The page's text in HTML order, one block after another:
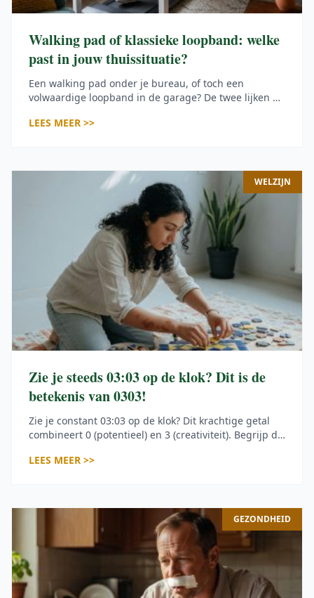
Walking pad of klassieke loopband: welke
past in jouw thuissituatie?
Een walking pad onder je bureau, of toch een
volwaardige loopband in de garage? De twee lijken op
die pas achteraf pijn doen: geluid dat ‘s avonds door
LEES MEER >>
WELZIJN
Zie je steeds 03:03 op de klok? Dit is de
betekenis van 0303!
Zie je constant 03:03 op de klok? Dit krachtige getal
combineert 0 (potentieel) en 3 (creativiteit). Begrijp de
LEES MEER >>
GEZONDHEID